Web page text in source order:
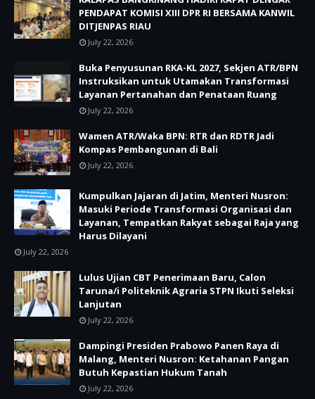
PENDAPAT KOMISI XIII DPR RI BERSAMA KANWIL
DITJENPAS RIAU
July 22, 2026
Buka Penyusunan RKA-KL 2027, Sekjen ATR/BPN
Instruksikan untuk Utamakan Transformasi
Layanan Pertanahan dan Penataan Ruang
July 22, 2026
Wamen ATR/Waka BPN: RTR dan RDTR Jadi
Kompas Pembangunan di Bali
July 22, 2026
Kumpulkan Jajaran di Jatim, Menteri Nusron:
Masuki Periode Transformasi Organisasi dan
Layanan, Tempatkan Rakyat sebagai Raja yang
Harus Dilayani
July 22, 2026
Lulus Ujian CBT Penerimaan Baru, Calon
Taruna/i Politeknik Agraria STPN Ikuti Seleksi
Lanjutan
July 22, 2026
Dampingi Presiden Prabowo Panen Raya di
Malang, Menteri Nusron: Ketahanan Pangan
Butuh Kepastian Hukum Tanah
July 22, 2026